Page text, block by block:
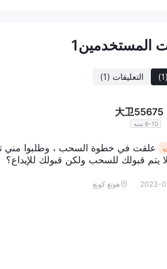
العديد من السلبيات التي يجب أن تكون
مثل الفروق والعمولات والرافعة
ودعم العملاء ، يُنصح التجار
مقابل الفروقات على المعادن الثمينة ، يمكن
العقود مقابل الفروقات على السلع للمتداولين
المستخدمين1
(1) التعليقات (1)
大卫55675
6-10 سنة
علقت في خطوة السحب ، وطلبوا مني
يتم قبولك للسحب ولكن قبولك للإيداع؟
2023- هونغ كونغ